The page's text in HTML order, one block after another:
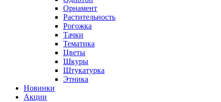
Орнамент
Растительность
Рогожка
Тачки
Тематика
Цветы
Шкуры
Штукатурка
Этника
Новинки
Акции